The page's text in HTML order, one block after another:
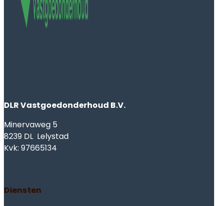
DLR Vastgoedonderhoud B.V.
Minervaweg 5
8239 DL Lelystad
Kvk: 97665134
Diensten